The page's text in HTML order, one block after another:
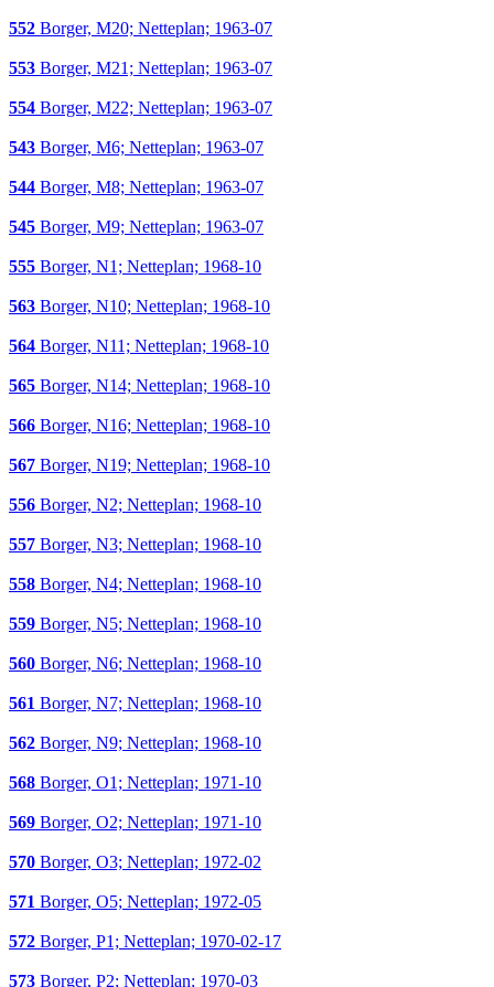
552 Borger, M20; Netteplan; 1963-07
553 Borger, M21; Netteplan; 1963-07
554 Borger, M22; Netteplan; 1963-07
543 Borger, M6; Netteplan; 1963-07
544 Borger, M8; Netteplan; 1963-07
545 Borger, M9; Netteplan; 1963-07
555 Borger, N1; Netteplan; 1968-10
563 Borger, N10; Netteplan; 1968-10
564 Borger, N11; Netteplan; 1968-10
565 Borger, N14; Netteplan; 1968-10
566 Borger, N16; Netteplan; 1968-10
567 Borger, N19; Netteplan; 1968-10
556 Borger, N2; Netteplan; 1968-10
557 Borger, N3; Netteplan; 1968-10
558 Borger, N4; Netteplan; 1968-10
559 Borger, N5; Netteplan; 1968-10
560 Borger, N6; Netteplan; 1968-10
561 Borger, N7; Netteplan; 1968-10
562 Borger, N9; Netteplan; 1968-10
568 Borger, O1; Netteplan; 1971-10
569 Borger, O2; Netteplan; 1971-10
570 Borger, O3; Netteplan; 1972-02
571 Borger, O5; Netteplan; 1972-05
572 Borger, P1; Netteplan; 1970-02-17
573 Borger, P2; Netteplan; 1970-03